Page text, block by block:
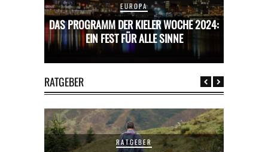
EUROPA
DAS PROGRAMM DER KIELER WOCHE 2024:
EIN FEST FÜR ALLE SINNE
RATGEBER
RATGEBER